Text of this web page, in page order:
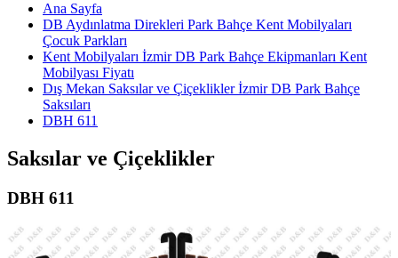
Ana Sayfa
DB Aydınlatma Direkleri Park Bahçe Kent Mobilyaları
Çocuk Parkları
Kent Mobilyaları İzmir DB Park Bahçe Ekipmanları Kent
Mobilyası Fiyatı
Dış Mekan Saksılar ve Çiçeklikler İzmir DB Park Bahçe
Saksıları
DBH 611
Saksılar ve Çiçeklikler
DBH 611